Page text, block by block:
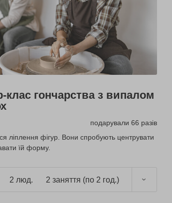
клас гончарства з випалом
подарували 66 разів
ліплення фігур. Вони спробують центрувати
їй форму.
2 люд. 2 заняття (по 2 год.)